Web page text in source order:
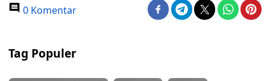
0 Komentar
Tag Populer